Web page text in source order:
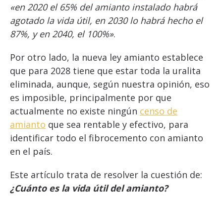
«en 2020 el 65% del amianto instalado habrá
agotado la vida útil, en 2030 lo habrá hecho el
87%, y en 2040, el 100%».
Por otro lado, la nueva ley amianto establece
que para 2028 tiene que estar toda la uralita
eliminada, aunque, según nuestra opinión, eso
es imposible, principalmente por que
actualmente no existe ningún censo de
amianto que sea rentable y efectivo, para
identificar todo el fibrocemento con amianto
en el país.
Este artículo trata de resolver la cuestión de:
¿Cuánto es la vida útil del amianto?